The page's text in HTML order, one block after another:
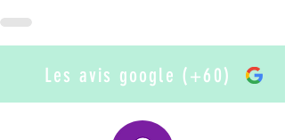
Les avis google (+60)